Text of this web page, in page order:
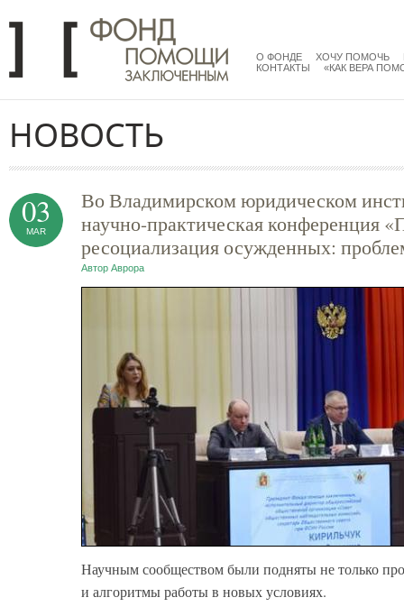
mainmenu
О ФОНДЕ ХОЧУ ПОМОЧЬ
КОНТАКТЫ
«КАК ВЕРА
НОВОСТЬ
Во Владимирском юридическом
научно-практическая конференция
ресоциализация осужденных:
Автор Аврора
03
MAR
Научным сообществом были подняты не только
и алгоритмы работы в новых условиях.